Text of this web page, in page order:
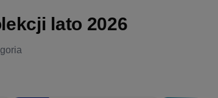
lato 2026